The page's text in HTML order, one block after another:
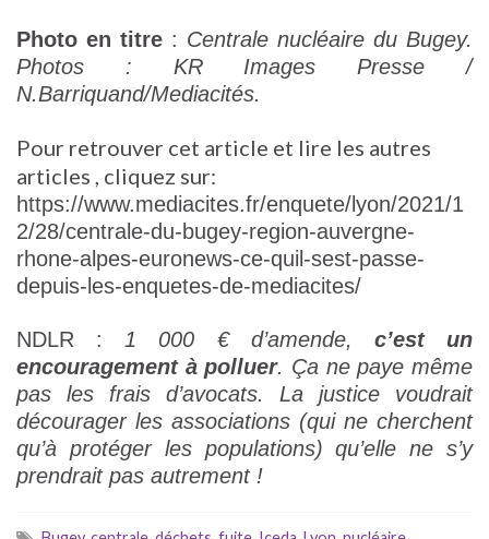
Photo en titre : Centrale nucléaire du Bugey.
Photos : KR Images Presse /
N.Barriquand/Mediacités.
Pour retrouver cet article et lire les autres
articles , cliquez sur:
https://www.mediacites.fr/enquete/lyon/2021/1
2/28/centrale-du-bugey-region-auvergne-
rhone-alpes-euronews-ce-quil-sest-passe-
depuis-les-enquetes-de-mediacites/
NDLR : 1 000 € d’amende, c’est un
encouragement à polluer. Ça ne paye même
pas les frais d’avocats. La justice voudrait
décourager les associations (qui ne cherchent
qu’à protéger les populations) qu’elle ne s’y
prendrait pas autrement !